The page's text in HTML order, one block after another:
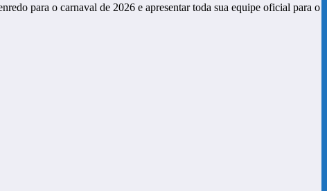
para o carnaval de 2026 e apresentar toda sua equipe oficial para o